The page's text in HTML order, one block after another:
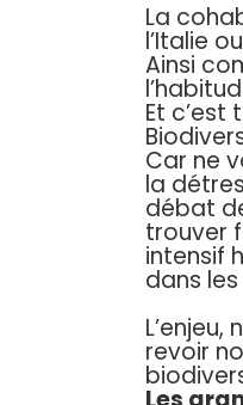
La
l’Italie
Ainsi
Et c’est
Car ne
la
débat
trouver
intensif
dans
revoir